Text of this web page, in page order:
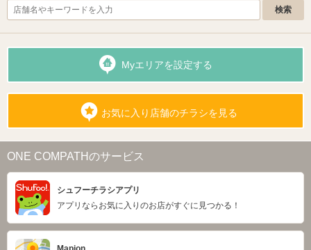
Myエリアを設定する
お気に入り店舗のチラシを見る
ONE COMPATHのサービス
シュフーチラシアプリ
アプリならお気に入りのお店がすぐに見つかる！